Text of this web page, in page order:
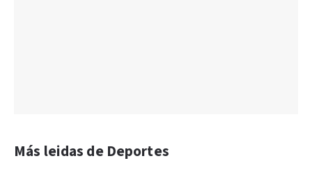
Más leidas de Deportes